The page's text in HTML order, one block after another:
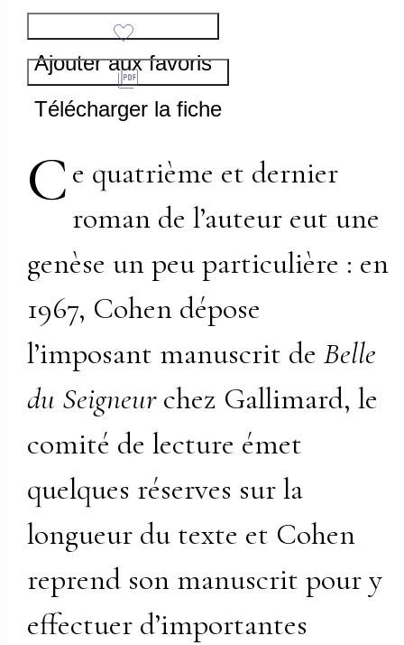
Ajouter aux favoris
Télécharger la fiche
Ce quatrième et dernier
roman de l’auteur eut une
genèse un peu particulière : en
1967, Cohen dépose
l’imposant manuscrit deBelle
du Seigneurchez Gallimard, le
comité de lecture émet
quelques réserves sur la
longueur du texte et Cohen
reprend son manuscrit pour y
effectuer d’importantes